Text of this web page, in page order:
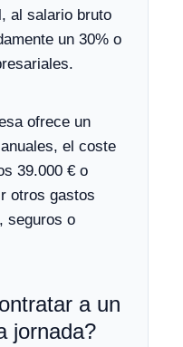
al salario bruto
un 30% o
ofrece un
el coste
39.000 € o
otros gastos
seguros o
a un
jornada?